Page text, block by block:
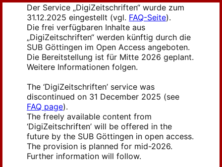
Der Service „DigiZeitschriften“ wurde zum
31.12.2025 eingestellt (vgl. FAQ-Seite).
Die frei verfügbaren Inhalte aus
„DigiZeitschriften“ werden künftig durch die
SUB Göttingen im Open Access angeboten.
Die Bereitstellung ist für Mitte 2026 geplant.
Weitere Informationen folgen.
The ‘DigiZeitschriften’ service was
discontinued on 31 December 2025 (see
FAQ page).
The freely available content from
‘DigiZeitschriften’ will be offered in the
future by the SUB Göttingen in open access.
The provision is planned for mid-2026.
Further information will follow.